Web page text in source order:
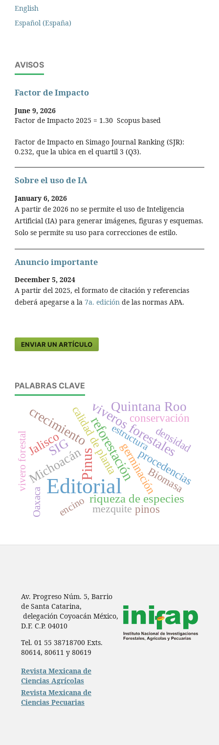
English
Español (España)
AVISOS
Factor de Impacto
June 9, 2026
Factor de Impacto 2025 = 1.30 Scopus based
Factor de Impacto en Simago Journal Ranking (SJR):
0.232, que la ubica en el quartil 3 (Q3).
Sobre el uso de IA
January 6, 2026
A partir de 2026 no se permite el uso de Inteligencia
Artificial (IA) para generar imágenes, figuras y esquemas.
Solo se permite su uso para correcciones de estilo.
Anuncio importante
December 5, 2024
A partir del 2025, el formato de citación y referencias
deberá apegarse a la 7a. edición de las normas APA.
ENVIAR UN ARTÍCULO
PALABRAS CLAVE
Editorial
Pinusreforestación
viveros forestales
crecimiento Quintana Roo
Michoacán
SIG
riqueza de especies
Jalisco
conservación
germinación
procedencias
calidad de planta
pinos
Biomasa
mezquite
densidad
estructura
Oaxaca encino
vivero forestal
Av. Progreso Núm. 5, Barrio
de Santa Catarina,
delegación Coyoacán México,
D.F. C.P. 04010
Tel. 01 55 38718700 Exts.
80614, 80611 y 80619
Revista Mexicana de
Ciencias Agrícolas
Revista Mexicana de
Ciencias Pecuarias